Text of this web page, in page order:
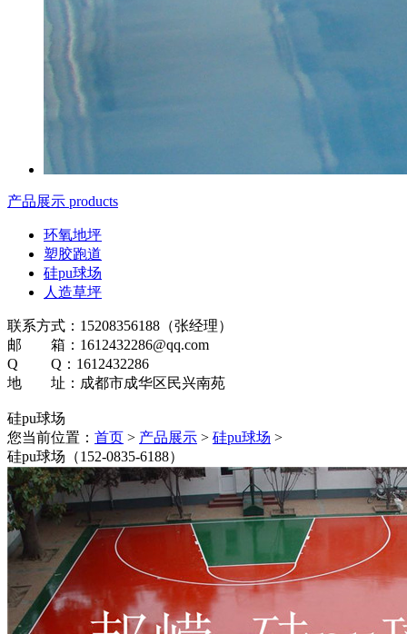
产品展示 products
环氧地坪
塑胶跑道
硅pu球场
人造草坪
联系方式：15208356188（张经理）
邮 箱：1612432286@qq.com
Q Q：1612432286
地 址：成都市成华区民兴南苑
硅pu球场
您当前位置： 首页 > 产品展示 > 硅pu球场 >
硅pu球场（152-0835-6188）